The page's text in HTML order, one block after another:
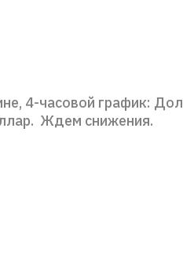
4-часовой график:
Ждем снижения.